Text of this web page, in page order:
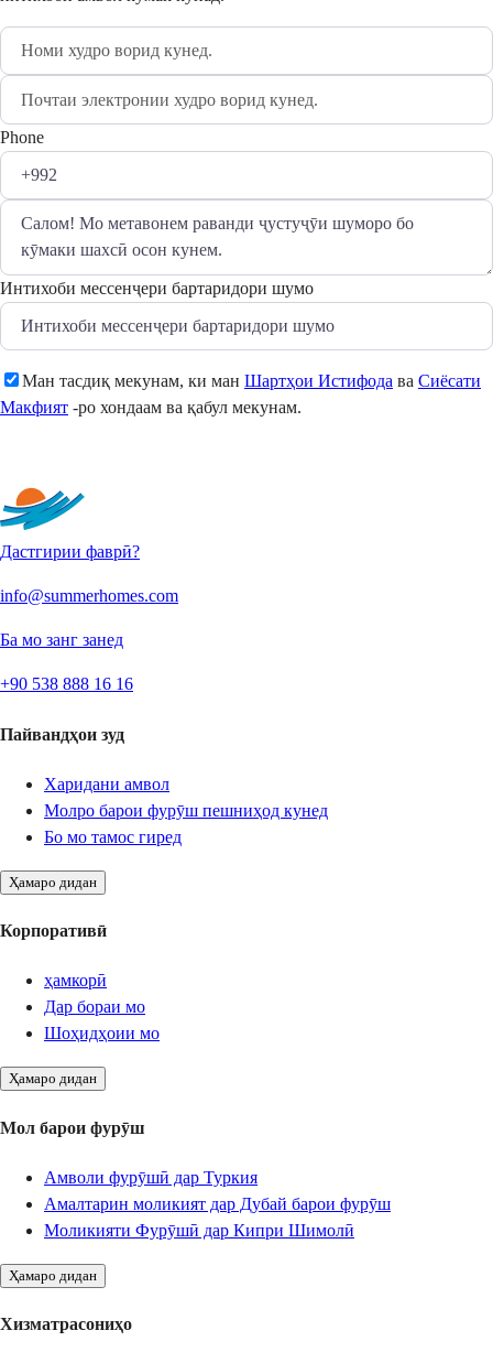
Phone
Интихоби мессенҷери бартаридори шумо
Ман тасдиқ мекунам, ки ман Шартҳои Истифода ва Сиёсати
Макфият -ро хондаам ва қабул мекунам.
Дастгирии фаврӣ?
info@summerhomes.com
Ба мо занг занед
+90 538 888 16 16
Пайвандҳои зуд
Харидани амвол
Молро барои фурӯш пешниҳод кунед
Бо мо тамос гиред
Ҳамаро дидан
Корпоративӣ
ҳамкорӣ
Дар бораи мо
Шоҳидҳоии мо
Ҳамаро дидан
Мол барои фурӯш
Амволи фурӯшӣ дар Туркия
Амалтарин моликият дар Дубай барои фурӯш
Моликияти Фурӯшӣ дар Кипри Шимолӣ
Ҳамаро дидан
Хизматрасониҳо